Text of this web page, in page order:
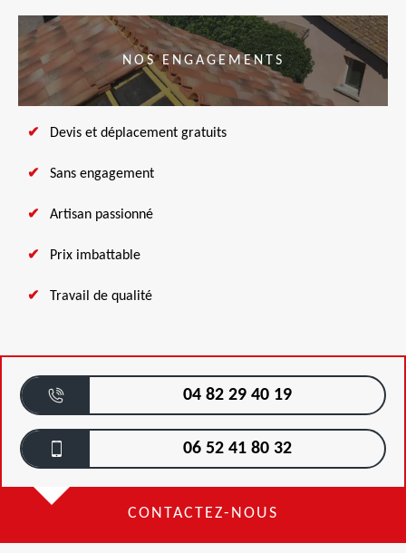
NOS ENGAGEMENTS
Devis et déplacement gratuits
Sans engagement
Artisan passionné
Prix imbattable
Travail de qualité
04 82 29 40 19
06 52 41 80 32
CONTACTEZ-NOUS